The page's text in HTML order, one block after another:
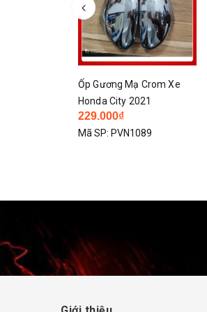
Ốp Gương Mạ Crom Xe
Honda City 2021
229.000₫
Mã SP: PVN1089